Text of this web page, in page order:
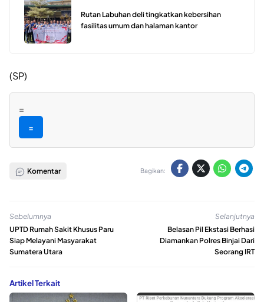
Rutan Labuhan deli tingkatkan kebersihan
fasilitas umum dan halaman kantor
(SP)
=
=
Komentar Bagikan:
Sebelumnya
UPTD Rumah Sakit Khusus Paru
Siap Melayani Masyarakat
Sumatera Utara
Selanjutnya
Belasan Pil Ekstasi Berhasi
Diamankan Polres Binjai Dari
Seorang IRT
Artikel Terkait